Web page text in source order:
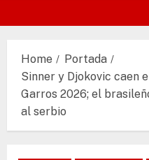
Home
Portada
Sinner y Djokovic caen
Garros 2026; el
al serbio